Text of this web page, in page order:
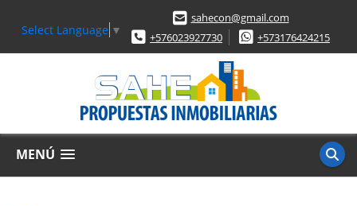
Select Language ▼
sahecon@gmail.com
+576023927730
+573176424215
MENÚ